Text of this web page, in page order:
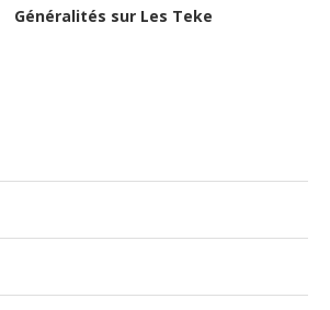
Généralités sur Les Teke